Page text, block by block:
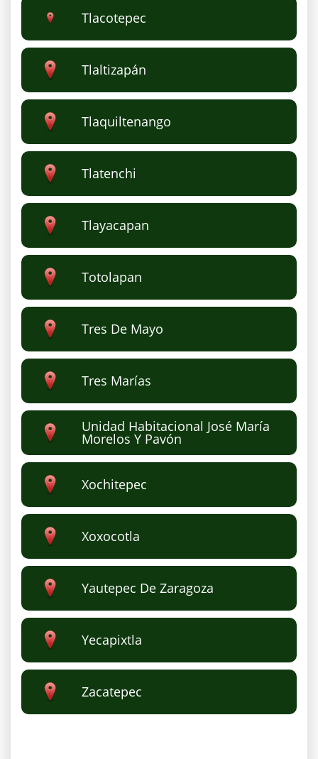
Tlacotepec
Tlaltizapán
Tlaquiltenango
Tlatenchi
Tlayacapan
Totolapan
Tres De Mayo
Tres Marías
Unidad Habitacional José María
Morelos Y Pavón
Xochitepec
Xoxocotla
Yautepec De Zaragoza
Yecapixtla
Zacatepec